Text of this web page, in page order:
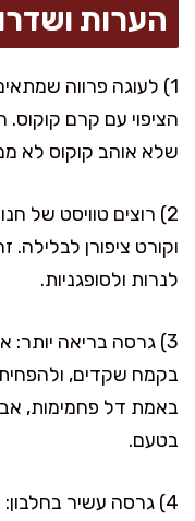
הערות
1) לעוגה פרווה
הציפוי עם קרם
שלא אוהב קוקוס לא
וקורט ציפורן
לנרות ולסופגניות.
באמת דל פחמימות,
בטעם.
4) גרסה עשיר